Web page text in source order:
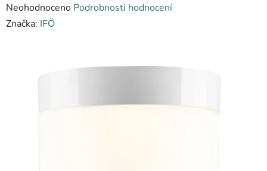
Průměrné
hodnocení
Neohodnoceno Podrobnosti hodnocení
Značka: IFÖ